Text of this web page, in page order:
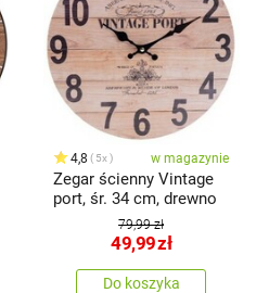
4,8 5x w magazynie
Zegar ścienny Vintage
port, śr. 34 cm, drewno
79,99 zł
49,99zł
Do koszyka